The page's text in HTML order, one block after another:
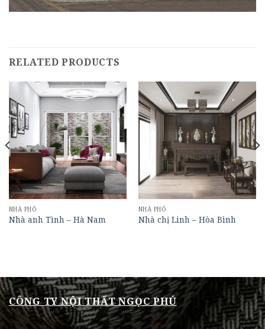
RELATED PRODUCTS
NHÀ PHỐ
Nhà anh Tình – Hà Nam
NHÀ PHỐ
Nhà chị Linh – Hòa Bình
CÔNG TY NỘI THẤT NGỌC PHÚ